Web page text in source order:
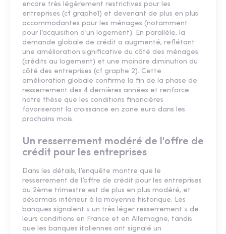
encore très légèrement restrictives pour les
entreprises (cf graphe1) et devenant de plus en plus
accommodantes pour les ménages (notamment
pour l’acquisition d’un logement). En parallèle, la
demande globale de crédit a augmenté, reflétant
une amélioration significative du côté des ménages
(crédits au logement) et une moindre diminution du
côté des entreprises (cf graphe 2). Cette
amélioration globale confirme la fin de la phase de
resserrement des 4 dernières années et renforce
notre thèse que les conditions financières
favoriseront la croissance en zone euro dans les
prochains mois.
Un resserrement modéré de l'offre de
crédit pour les entreprises
Dans les détails, l’enquête montre que le
resserrement de l’offre de crédit pour les entreprises
au 2ème trimestre est de plus en plus modéré, et
désormais inférieur à la moyenne historique. Les
banques signalent « un très léger resserrement » de
leurs conditions en France et en Allemagne, tandis
que les banques italiennes ont signalé un